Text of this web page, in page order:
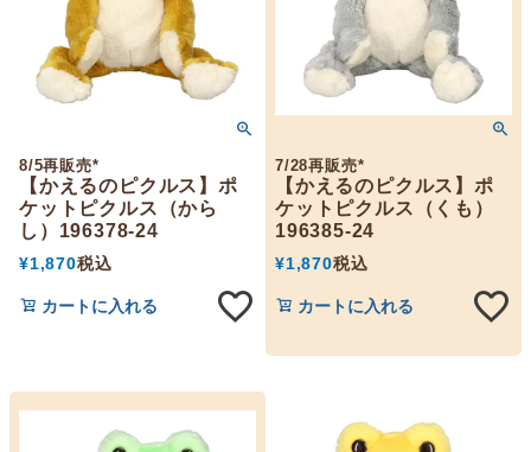
8/5再販売*
【かえるのピクルス】ポ
ケットピクルス（から
し）196378-24
¥1,870税込
カートに入れる
7/28再販売*
【かえるのピクルス】ポ
ケットピクルス（くも）
196385-24
¥1,870税込
カートに入れる